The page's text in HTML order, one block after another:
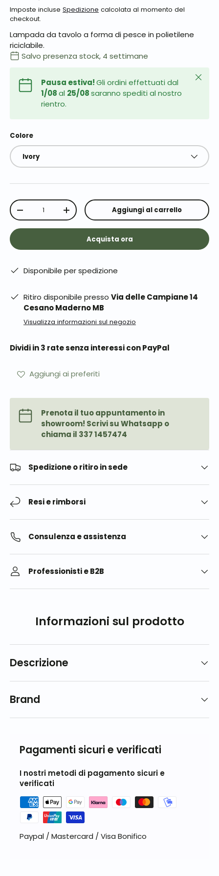
Imposte incluse Spedizione calcolata al momento del
checkout.
Lampada da tavolo a forma di pesce in polietilene
riciclabile.
Salvo presenza stock, 4 settimane
Pausa estiva!Gli ordini effettuati dal
1/08al 25/08saranno spediti al nostro
rientro.
Chiudi
Colore
Ivory
Q.tà
-
+ Aggiungi al carrello
Acquista ora
Disponibile per spedizione
Ritiro disponibile presso Via delle Campiane 14
Cesano Maderno MB
Visualizza informazioni sul negozio
Dividi in 3 rate senza interessi con PayPal
Aggiungi ai preferiti
Prenota il tuo appuntamento in
showroom! Scrivi su Whatsapp o
chiama il 337 1457474
Spedizione o ritiro in sede
Resi e rimborsi
Consulenza e assistenza
Professionisti e B2B
Informazioni sul prodotto
Descrizione
Brand
Pagamenti sicuri e verificati
I nostri metodi di pagamento sicuri e
verificati
Paypal / Mastercard / Visa Bonifico